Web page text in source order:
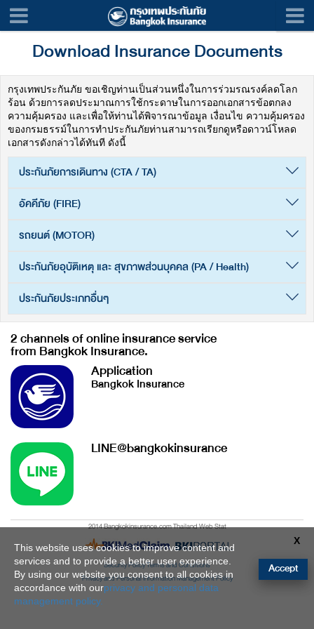
Download Insurance Documents
กรุงเทพประกันภัย ขอเชิญท่านเป็นส่วนหนึ่งในการร่วมรณรงค์ลดโลก
ร้อน ด้วยการลดประมาณการใช้กระดาษในการออกเอกสารข้อตกลง
ความคุ้มครอง และเพื่อให้ท่านได้พิจารณาข้อมูล เงื่อนไข ความคุ้มครอง
ของกรมธรรม์ในการทำประกันภัยท่านสามารถเรียกดูหรือดาวน์โหลด
เอกสารดังกล่าวได้ทันที ดังนี้
ประกันภัยการเดินทาง (CTA / TA)
อัคคีภัย (FIRE)
รถยนต์ (MOTOR)
ประกันภัยอุบัติเหตุ และ สุขภาพส่วนบุคคล (PA / Health)
ประกันภัยประเภทอื่นๆ
2 channels of online insurance service
from Bangkok Insurance.
Application
Bangkok Insurance
LINE@bangkokinsurance
X
This website uses cookies to improve content and
services and to provide a better user experience.
By using our website you consent to all cookies in
accordance with ourprivacy and personal data
management policy.
Accept
2014 Bangkokinsurance.com Thailand Web Stat
Security PolicyTerms and Conditions
Privacy and Personal Information Management Policy